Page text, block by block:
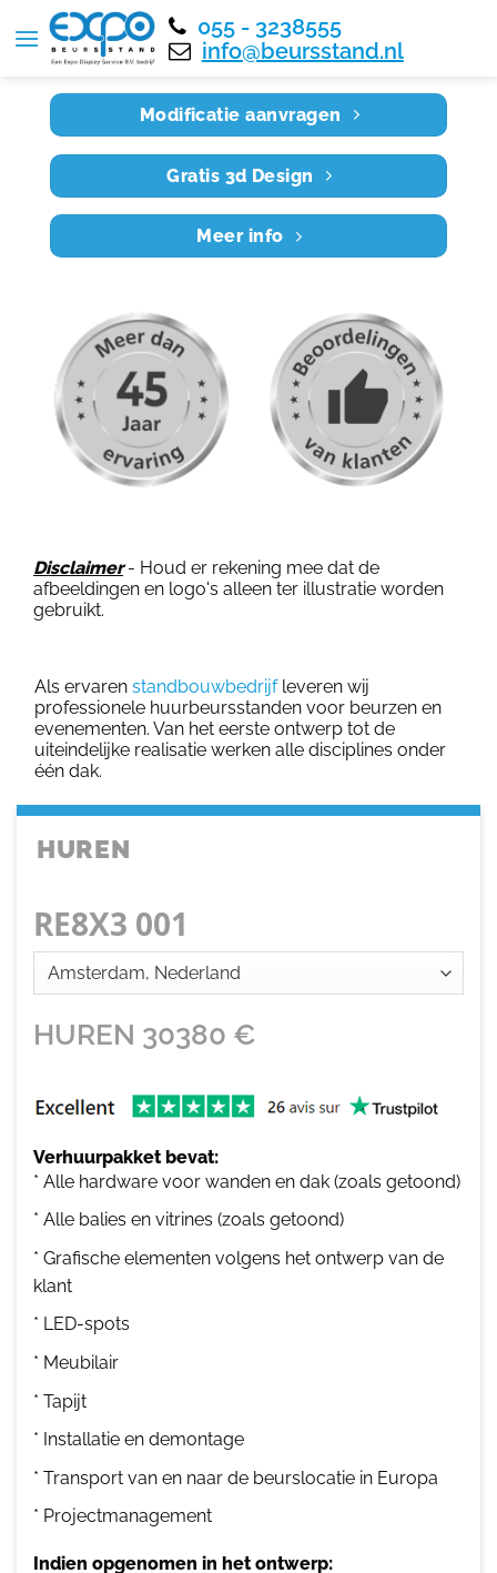
055 - 3238555
info@beursstand.nl
Home RE8X3 001
Modificatie aanvragen
Gratis 3d Design
Meer info
Disclaimer- Houd er rekening mee dat de
afbeeldingen en logo's alleen ter illustratie worden
gebruikt.
Als ervaren standbouwbedrijfleveren wij
professionele huurbeursstanden voor beurzen en
evenementen. Van het eerste ontwerp tot de
uiteindelijke realisatie werken alle disciplines onder
één dak.
HUREN
RE8X3 001
HUREN 30380 €
Verhuurpakket bevat:
* Alle hardware voor wanden en dak (zoals getoond)
* Alle balies en vitrines (zoals getoond)
* Grafische elementen volgens het ontwerp van de
klant
* LED-spots
* Meubilair
* Tapijt
* Installatie en demontage
* Transport van en naar de beurslocatie in Europa
* Projectmanagement
Indien opgenomen in het ontwerp: